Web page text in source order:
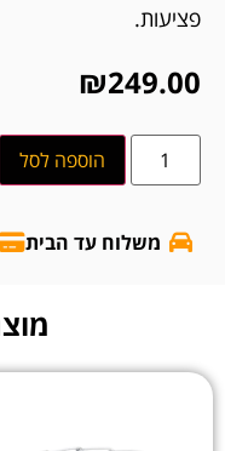
פציעות.
₪249.00
הוספה לסל
משלוח עד הבית